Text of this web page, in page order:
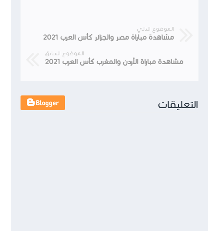
الموضوع التالي
مشاهدة مباراة مصر والجزائر كأس العرب 2021
الموضوع السابق
مشاهدة مباراة الأردن والمغرب كأس العرب 2021
التعليقات